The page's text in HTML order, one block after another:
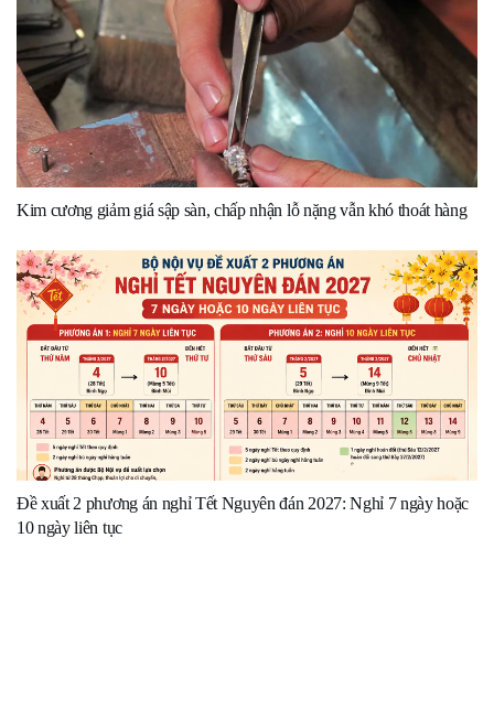
Kim cương giảm giá sập sàn, chấp nhận lỗ nặng vẫn khó thoát hàng
Đề xuất 2 phương án nghỉ Tết Nguyên đán 2027: Nghỉ 7 ngày hoặc
10 ngày liên tục